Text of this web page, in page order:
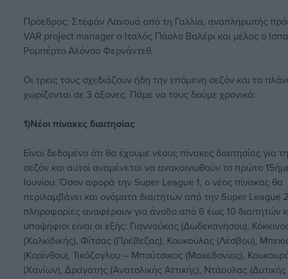
Πρόεδρος: Στεφάν Λανουά από τη Γαλλία, αναπληρωτής
VAR project manager ο Ιταλός Πάολο Βαλέρι και μέλος ο
Ρομπέρτο Αλόνσο Φερνάντεθ.
Οι τρεις τους σχεδιάζουν ήδη την επόμενη σεζόν και τα
χωρίζονται σε 3 άξονες. Πάμε να τους δούμε χρονικά:
1)Νέοι πίνακες διαιτησίας
Είναι δεδομένο ότι θα έχουμε νέους πίνακες διαιτησίας για
σεζόν και αυτοί αναμένεται να ανακοινωθούν το πρώτο
Ιουνίου. Όσον αφορά την Super League 1, ο νέος πίνακας θα
περιλαμβάνει και ονόματα διαιτητών από την Super League
πληροφορίες αναφέρουν για άνοδο από 6 έως 10 διαιτητών
υποψήφιοι είναι οι εξής: Γιαννούκας (Δωδεκανήσου),
(Χαλκιδικής), Φίτσας (Πρέβεζας), Κουκούλας (Λέσβου),
(Κορίνθου), Τικόζογλου – Μπούτσικος (Μακεδονίας),
(Χανίων), Δραγάτης (Ανατολικής Αττικής), Ντάουλας (Δυτικής